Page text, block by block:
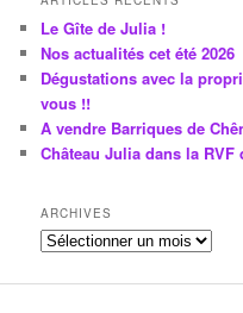
Le Gîte de Julia !
Nos actualités cet été 2026
Dégustations avec la
vous !!
A vendre Barriques de
Château Julia dans la RVF
ARCHIVES
A
c